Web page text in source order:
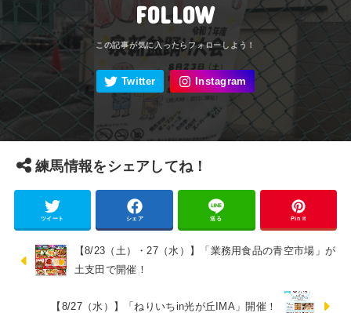
FOLLOW
練馬情報をシェアしてね！
ツイート シェア 送る Pin it
【8/23（土）・27（水）】「業務用食品の青空市場」が
土支田で開催！
【8/27（水）】「ねりいちin光が丘IMA」開催！